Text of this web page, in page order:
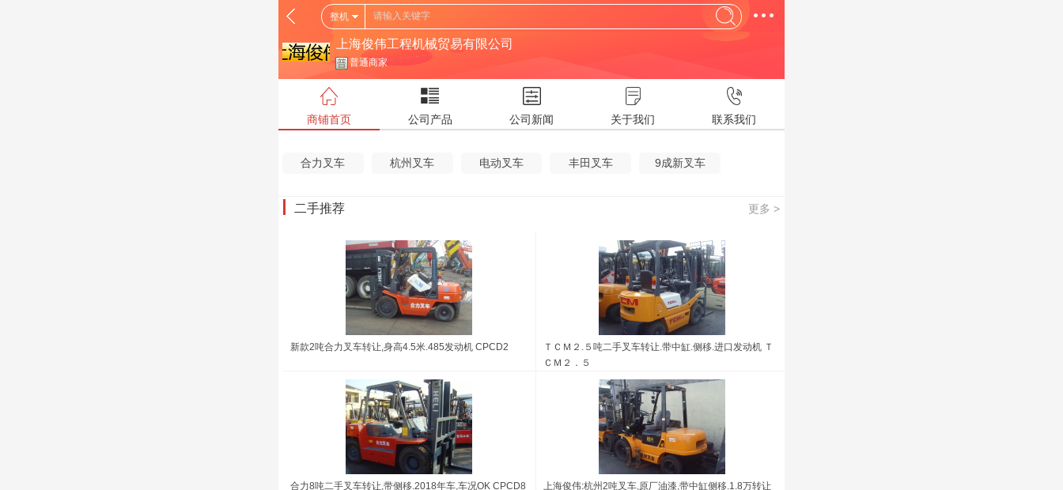
整机
上海俊伟工程机械贸易有限公司
普通商家
商铺首页 公司产品 公司新闻 关于我们 联系我们
合力叉车 杭州叉车 电动叉车 丰田叉车 9成新叉车
二手推荐 更多 >
新款2吨合力叉车转让,身高4.5米.485发动机 CPCD2
ＴＣＭ２.５吨二手叉车转让.带中缸.侧移.进口发动机 Ｔ
ＣＭ２．５
合力8吨二手叉车转让,带侧移.2018年车,车况OK CPCD8
上海俊伟:杭州2吨叉车,原厂油漆,带中缸侧移.1.8万转让